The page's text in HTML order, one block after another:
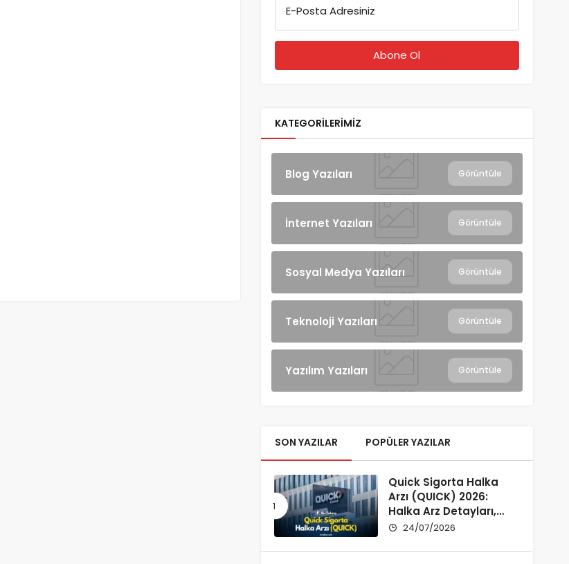
E-Posta Adresiniz
KATEGORILERIMIZ
Blog Yazıları Görüntüle
İnternet Yazıları Görüntüle
Sosyal Medya Yazıları Görüntüle
Teknoloji Yazıları Görüntüle
Yazılım Yazıları Görüntüle
SON YAZILAR POPÜLER YAZILAR
Quick Sigorta Halka
Arzı (QUICK) 2026:
Halka Arz Detayları,
Şirket Profili ve
24/07/2026